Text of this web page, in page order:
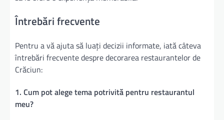
Întrebări frecvente
Pentru a vă ajuta să luați decizii informate, iată câteva
întrebări frecvente despre decorarea restaurantelor de
Crăciun:
1. Cum pot alege tema potrivită pentru restaurantul
meu?